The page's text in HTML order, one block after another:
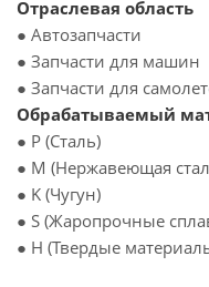
Отраслевая область
● Автозапчасти
● Запчасти для машин
● Запчасти для
Обрабатываемый
● P (Сталь)
● M (Нержавеющая
● K (Чугун)
● S (Жаропрочные
● H (Твердые